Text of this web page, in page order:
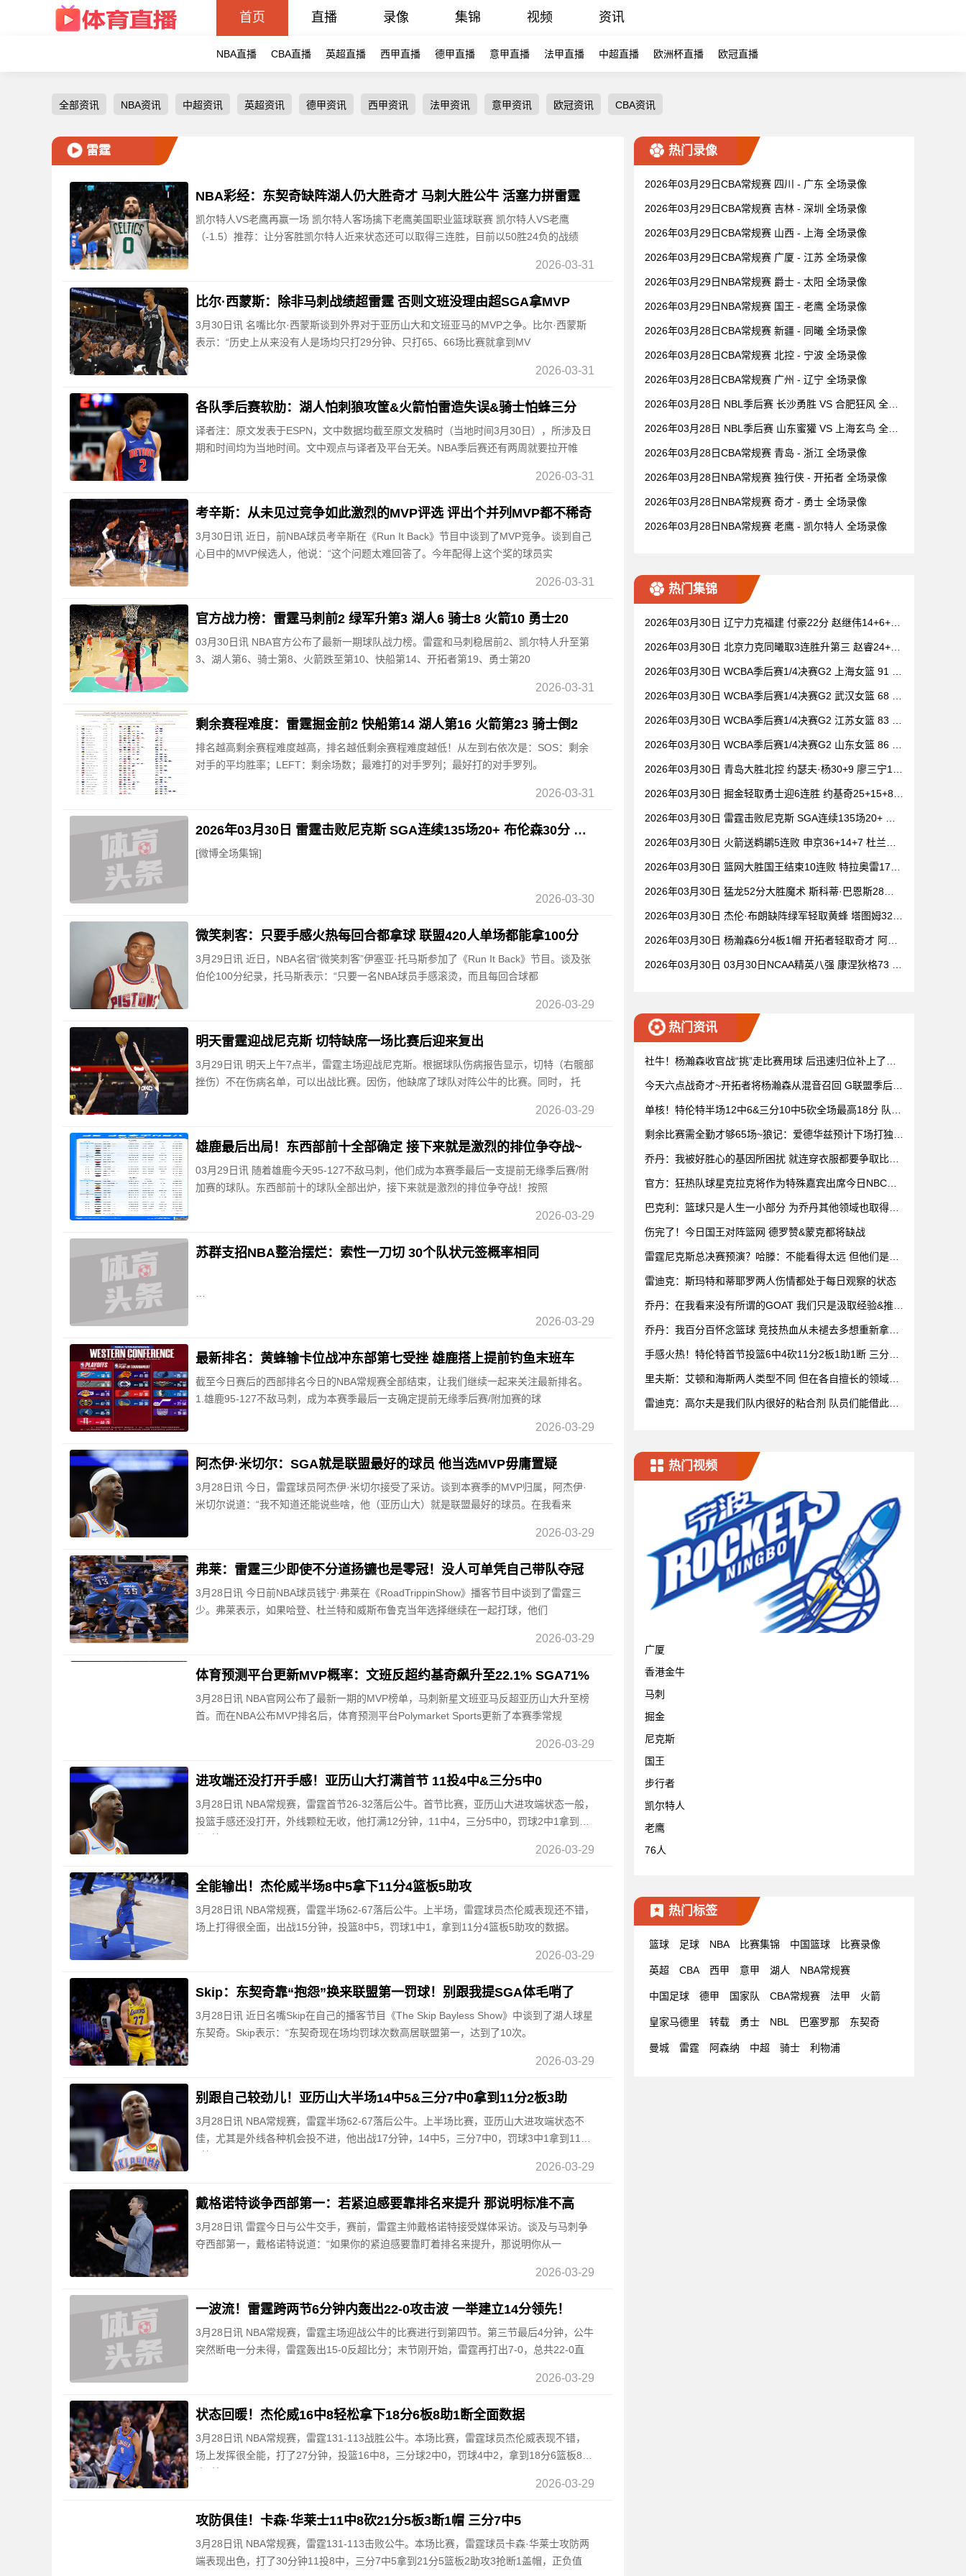
首页 直播 录像 集锦 视频 资讯
NBA直播 CBA直播 英超直播 西甲直播 德甲直播 意甲直播 法甲直播 中超直播 欧洲杯直播 欧冠直播
全部资讯 NBA资讯 中超资讯 英超资讯 德甲资讯 西甲资讯 法甲资讯 意甲资讯 欧冠资讯 CBA资讯
雷霆
NBA彩经：东契奇缺阵湖人仍大胜奇才 马刺大胜公牛 活塞力拼雷霆
凯尔特人VS老鹰再赢一场 凯尔特人客场擒下老鹰美国职业篮球联赛 凯尔特人VS老鹰
（-1.5）推荐：让分客胜凯尔特人近来状态还可以取得三连胜，目前以50胜24负的战绩
2026-03-31
比尔·西蒙斯：除非马刺战绩超雷霆 否则文班没理由超SGA拿MVP
3月30日讯 名嘴比尔·西蒙斯谈到外界对于亚历山大和文班亚马的MVP之争。比尔·西蒙斯
表示：“历史上从来没有人是场均只打29分钟、只打65、66场比赛就拿到MV
2026-03-31
各队季后赛软肋：湖人怕刺狼攻筐&火箭怕雷造失误&骑士怕蜂三分
译者注：原文发表于ESPN，文中数据均截至原文发稿时（当地时间3月30日），所涉及日
期和时间均为当地时间。文中观点与译者及平台无关。NBA季后赛还有两周就要拉开帷
2026-03-31
考辛斯：从未见过竞争如此激烈的MVP评选 评出个并列MVP都不稀奇
3月30日讯 近日，前NBA球员考辛斯在《Run It Back》节目中谈到了MVP竞争。谈到自己
心目中的MVP候选人，他说：“这个问题太难回答了。今年配得上这个奖的球员实
2026-03-31
官方战力榜：雷霆马刺前2 绿军升第3 湖人6 骑士8 火箭10 勇士20
03月30日讯 NBA官方公布了最新一期球队战力榜。雷霆和马刺稳居前2、凯尔特人升至第
3、湖人第6、骑士第8、火箭跌至第10、快船第14、开拓者第19、勇士第20
2026-03-31
剩余赛程难度：雷霆掘金前2 快船第14 湖人第16 火箭第23 骑士倒2
排名越高剩余赛程难度越高，排名越低剩余赛程难度越低！从左到右依次是：SOS：剩余
对手的平均胜率；LEFT：剩余场数；最难打的对手罗列；最好打的对手罗列。
2026-03-31
2026年03月30日 雷霆击败尼克斯 SGA连续135场20+ 布伦森30分 唐斯15+18
[微博全场集锦]
2026-03-30
微笑刺客：只要手感火热每回合都拿球 联盟420人单场都能拿100分
3月29日讯 近日，NBA名宿“微笑刺客”伊塞亚·托马斯参加了《Run It Back》节目。谈及张
伯伦100分纪录，托马斯表示：“只要一名NBA球员手感滚烫，而且每回合球都
2026-03-29
明天雷霆迎战尼克斯 切特缺席一场比赛后迎来复出
3月29日讯 明天上午7点半，雷霆主场迎战尼克斯。根据球队伤病报告显示，切特（右髋部
挫伤）不在伤病名单，可以出战比赛。因伤，他缺席了球队对阵公牛的比赛。同时， 托
2026-03-29
雄鹿最后出局！东西部前十全部确定 接下来就是激烈的排位争夺战~
03月29日讯 随着雄鹿今天95-127不敌马刺，他们成为本赛季最后一支提前无缘季后赛/附
加赛的球队。东西部前十的球队全部出炉，接下来就是激烈的排位争夺战！按照
2026-03-29
苏群支招NBA整治摆烂：索性一刀切 30个队状元签概率相同
2026-03-29
最新排名：黄蜂输卡位战冲东部第七受挫 雄鹿搭上提前钓鱼末班车
截至今日赛后的西部排名今日的NBA常规赛全部结束，让我们继续一起来关注最新排名。
1.雄鹿95-127不敌马刺，成为本赛季最后一支确定提前无缘季后赛/附加赛的球
2026-03-29
阿杰伊·米切尔：SGA就是联盟最好的球员 他当选MVP毋庸置疑
3月28日讯 今日，雷霆球员阿杰伊·米切尔接受了采访。谈到本赛季的MVP归属，阿杰伊·
米切尔说道：“我不知道还能说些啥，他（亚历山大）就是联盟最好的球员。在我看来
2026-03-29
弗莱：雷霆三少即使不分道扬镳也是零冠！没人可单凭自己带队夺冠
3月28日讯 今日前NBA球员钱宁·弗莱在《RoadTrippinShow》播客节目中谈到了雷霆三
少。弗莱表示，如果哈登、杜兰特和威斯布鲁克当年选择继续在一起打球，他们
2026-03-29
体育预测平台更新MVP概率：文班反超约基奇飙升至22.1% SGA71%
3月28日讯 NBA官网公布了最新一期的MVP榜单，马刺新星文班亚马反超亚历山大升至榜
首。而在NBA公布MVP排名后，体育预测平台Polymarket Sports更新了本赛季常规
2026-03-29
进攻端还没打开手感！亚历山大打满首节 11投4中&三分5中0
3月28日讯 NBA常规赛，雷霆首节26-32落后公牛。首节比赛，亚历山大进攻端状态一般，
投篮手感还没打开，外线颗粒无收，他打满12分钟，11中4，三分5中0，罚球2中1拿到9
2026-03-29
全能输出！杰伦威半场8中5拿下11分4篮板5助攻
3月28日讯 NBA常规赛，雷霆半场62-67落后公牛。上半场，雷霆球员杰伦威表现还不错，
场上打得很全面，出战15分钟，投篮8中5，罚球1中1，拿到11分4篮板5助攻的数据。
2026-03-29
Skip：东契奇靠“抱怨”换来联盟第一罚球！别跟我提SGA体毛哨了
3月28日讯 近日名嘴Skip在自己的播客节目《The Skip Bayless Show》中谈到了湖人球星
东契奇。Skip表示：“东契奇现在场均罚球次数高居联盟第一，达到了10次。
2026-03-29
别跟自己较劲儿！亚历山大半场14中5&三分7中0拿到11分2板3助
3月28日讯 NBA常规赛，雷霆半场62-67落后公牛。上半场比赛，亚历山大进攻端状态不
佳，尤其是外线各种机会投不进，他出战17分钟，14中5，三分7中0，罚球3中1拿到11分
2026-03-29
戴格诺特谈争西部第一：若紧迫感要靠排名来提升 那说明标准不高
3月28日讯 雷霆今日与公牛交手，赛前，雷霆主帅戴格诺特接受媒体采访。谈及与马刺争
夺西部第一，戴格诺特说道：“如果你的紧迫感要靠盯着排名来提升，那说明你从一
2026-03-29
一波流！雷霆跨两节6分钟内轰出22-0攻击波 一举建立14分领先！
3月28日讯 NBA常规赛，雷霆主场迎战公牛的比赛进行到第四节。第三节最后4分钟，公牛
突然断电一分未得，雷霆轰出15-0反超比分；末节刚开始，雷霆再打出7-0，总共22-0直
2026-03-29
状态回暖！杰伦威16中8轻松拿下18分6板8助1断全面数据
3月28日讯 NBA常规赛，雷霆131-113战胜公牛。本场比赛，雷霆球员杰伦威表现不错，
场上发挥很全能，打了27分钟，投篮16中8，三分球2中0，罚球4中2，拿到18分6篮板8助
2026-03-29
攻防俱佳！卡森·华莱士11中8砍21分5板3断1帽 三分7中5
3月28日讯 NBA常规赛，雷霆131-113击败公牛。本场比赛，雷霆球员卡森·华莱士攻防两
端表现出色，打了30分钟11投8中，三分7中5拿到21分5篮板2助攻3抢断1盖帽，正负值
热门录像
2026年03月29日CBA常规赛 四川 - 广东 全场录像
2026年03月29日CBA常规赛 吉林 - 深圳 全场录像
2026年03月29日CBA常规赛 山西 - 上海 全场录像
2026年03月29日CBA常规赛 广厦 - 江苏 全场录像
2026年03月29日NBA常规赛 爵士 - 太阳 全场录像
2026年03月29日NBA常规赛 国王 - 老鹰 全场录像
2026年03月28日CBA常规赛 新疆 - 同曦 全场录像
2026年03月28日CBA常规赛 北控 - 宁波 全场录像
2026年03月28日CBA常规赛 广州 - 辽宁 全场录像
2026年03月28日 NBL季后赛 长沙勇胜 VS 合肥狂风 全场
2026年03月28日 NBL季后赛 山东蜜獾 VS 上海玄鸟 全场
2026年03月28日CBA常规赛 青岛 - 浙江 全场录像
2026年03月28日NBA常规赛 独行侠 - 开拓者 全场录像
2026年03月28日NBA常规赛 奇才 - 勇士 全场录像
2026年03月28日NBA常规赛 老鹰 - 凯尔特人 全场录像
热门集锦
2026年03月30日 辽宁力克福建 付豪22分 赵继伟14+6+11
2026年03月30日 北京力克同曦取3连胜升第三 赵睿24+6
2026年03月30日 WCBA季后赛1/4决赛G2 上海女篮 91 -
2026年03月30日 WCBA季后赛1/4决赛G2 武汉女篮 68 -
2026年03月30日 WCBA季后赛1/4决赛G2 江苏女篮 83 -
2026年03月30日 WCBA季后赛1/4决赛G2 山东女篮 86 -
2026年03月30日 青岛大胜北控 约瑟夫·杨30+9 廖三宁15
2026年03月30日 掘金轻取勇士迎6连胜 约基奇25+15+8
2026年03月30日 雷霆击败尼克斯 SGA连续135场20+ 布
2026年03月30日 火箭送鹈鹕5连败 申京36+14+7 杜兰特2
2026年03月30日 篮网大胜国王结束10连败 特拉奥雷17+6
2026年03月30日 猛龙52分大胜魔术 斯科蒂·巴恩斯28分
2026年03月30日 杰伦·布朗缺阵绿军轻取黄蜂 塔图姆32+
2026年03月30日 杨瀚森6分4板1帽 开拓者轻取奇才 阿夫
2026年03月30日 03月30日NCAA精英八强 康涅狄格73 -
热门资讯
社牛！杨瀚森收官战“挑”走比赛用球 后迅速归位补上了赛
今天六点战奇才~开拓者将杨瀚森从混音召回 G联盟季后赛
单核！特伦特半场12中6&三分10中5砍全场最高18分 队友
剩余比赛需全勤才够65场~狼记：爱德华兹预计下场打独行
乔丹：我被好胜心的基因所困扰 就连穿衣服都要争取比妻
官方：狂热队球星克拉克将作为特殊嘉宾出席今日NBC赛
巴克利：篮球只是人生一小部分 为乔丹其他领域也取得成
伤完了！今日国王对阵篮网 德罗赞&蒙克都将缺战
雷霆尼克斯总决赛预演？哈滕：不能看得太远 但他们是支
雷迪克：斯玛特和蒂耶罗两人伤情都处于每日观察的状态
乔丹：在我看来没有所谓的GOAT 我们只是汲取经验&推动
乔丹：我百分百怀念篮球 竞技热血从未褪去多想重新拿球
手感火热！特伦特首节投篮6中4砍11分2板1助1断 三分5
里夫斯：艾顿和海斯两人类型不同 但在各自擅长的领域都
雷迪克：高尔夫是我们队内很好的粘合剂 队员们能借此尽
热门视频
广厦
香港金牛
马刺
掘金
尼克斯
国王
步行者
凯尔特人
老鹰
76人
热门标签
篮球 足球 NBA 比赛集锦 中国篮球 比赛录像
英超 CBA 西甲 意甲 湖人 NBA常规赛
中国足球 德甲 国家队 CBA常规赛 法甲 火箭
皇家马德里 转载 勇士 NBL 巴塞罗那 东契奇
曼城 雷霆 阿森纳 中超 骑士 利物浦